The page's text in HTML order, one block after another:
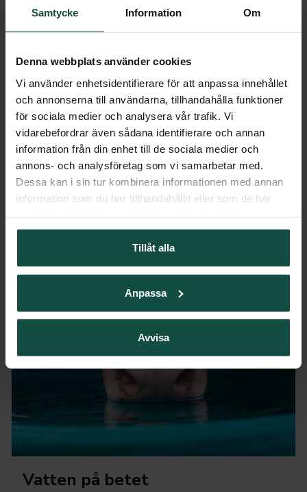
Samtycke Information Om
Denna webbplats använder cookies
Vi använder enhetsidentifierare för att anpassa innehållet
och annonserna till användarna, tillhandahålla funktioner
för sociala medier och analysera vår trafik. Vi
vidarebefordrar även sådana identifierare och annan
information från din enhet till de sociala medier och
annons- och analysföretag som vi samarbetar med.
Dessa kan i sin tur kombinera informationen med annan
information som du har tillhandahållit eller som de har
närsomhelst ändra ditt samtycke.
Tillåt alla
Anpassa
Avvisa
Upptäck vårt stora
Stolpar &
stängsel
UPPTÄCK
Säljer snabbt!
Glittriga
grimman
Tindra
Upptäck nyheten du
med. Grimman Tindra
finns i färgerna rosa,
guld, marinblå & svart.
TILL
Vatten på betet